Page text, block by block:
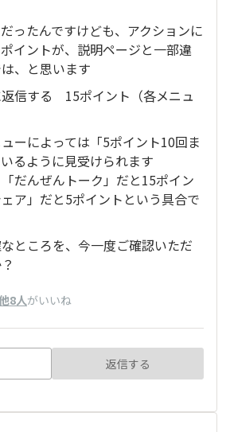
ったんですけども、アクションに
イントが、説明ページと一部違
、と思います
信する 15ポイント（各メニュ
ーによっては「5ポイント10回ま
るように見受けられます
だんぜんトーク」だと15ポイン
ア」だと5ポイントという具合で
ところを、今一度ご確認いただ
8人がいいね
返信する